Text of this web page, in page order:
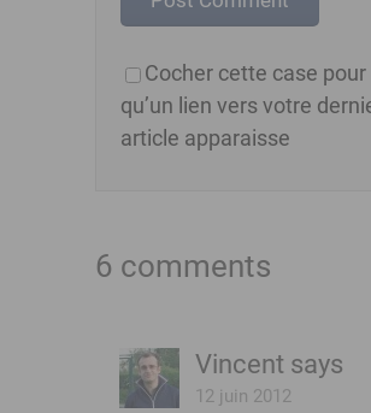
Cocher cette case pour
qu’un lien vers votre
article apparaisse
6 comments
Vincent says
12 juin 2012